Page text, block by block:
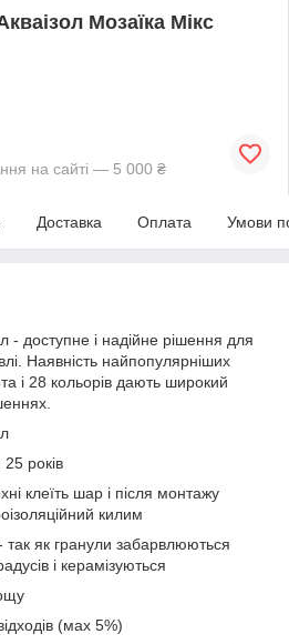
Мозаїка Мікс
на сайті — 5 000 ₴
Доставка Оплата Умови
- доступне і надійне рішення для
Наявність найпопулярніших
і 28 кольорів дають широкий
25 років
клеїть шар і після монтажу
килим
так як гранули забарвлюються
і керамізуються
(мах 5%)